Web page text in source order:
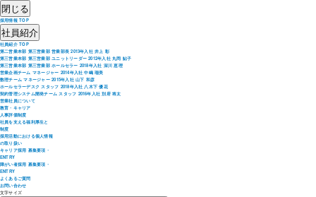
閉じる
採用情報 TOP
社員紹介
社員紹介 TOP
第二営業本部 第三営業部 営業部長 2013年入社 井上 彰
第三営業本部 第三営業部 ユニットリーダー 2012年入社 丸岡 鮎子
第三営業本部 第三営業部 ホールセラー 2018年入社 深川 恵理
営業企画チーム マネージャー 2014年入社 中嶋 瑠美
数理チーム マネージャー 2015年入社 山下 和彦
ホールセラーデスク スタッフ 2018年入社 八木下 優花
契約管理システム開発チーム スタッフ 2016年入社 別府 将太
営業社員について
教育・キャリア
人事評価制度
社員を支える福利厚生と
制度
採用活動における個人情報
の取り扱い
キャリア採用 募集要項・
ENTRY
障がい者採用 募集要項・
ENTRY
よくあるご質問
お問い合わせ
文字サイズ